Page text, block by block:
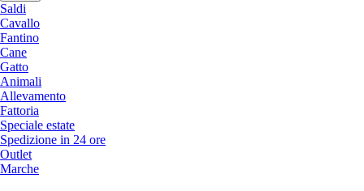
Saldi
Cavallo
Fantino
Cane
Gatto
Animali
Allevamento
Fattoria
Speciale estate
Spedizione in 24 ore
Outlet
Marche